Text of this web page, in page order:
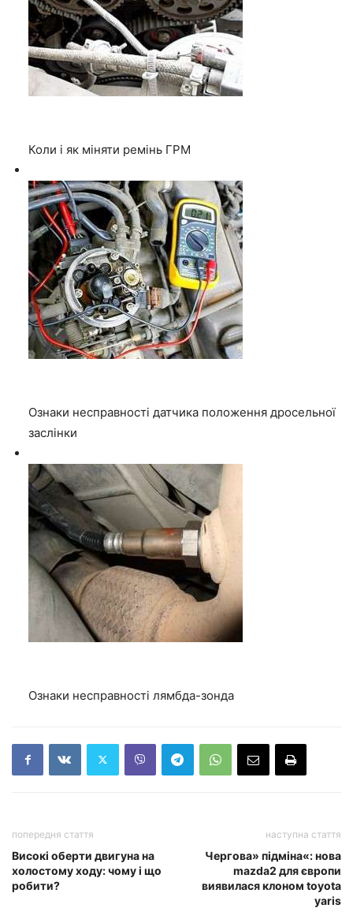
Коли і як міняти ремінь ГРМ
Ознаки несправності датчика положення дросельної
заслінки
Ознаки несправності лямбда-зонда
попередня стаття
Високі оберти двигуна на
холостому ходу: чому і що
робити?
наступна стаття
Чергова» підміна«: нова
mazda2 для європи
виявилася клоном toyota
yaris